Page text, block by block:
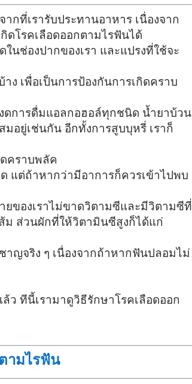
กที่เรารับประทานอาหาร เนื่องจาก
ดโรคเลือดออกตามไรฟันได้
นช่องปากของเรา และแปรงที่ใช้จะ
เพื่อเป็นการป้องกันการเกิดคราบ
ดการดื่มแอลกอฮอล์ทุกชนิด น้ำยาบ้วน
อยู่เช่นกัน อีกทั้งการสูบบุหรี่ เราก็
คราบพลัค
แต่ถ้าหากว่ามีอาการก็ควรเข้าไปพบ
ยของเราไม่ขาดวิตามซีและมีวิตามซีที่
ม ส่วนผักที่ให้วิตามินซีสูงก็ได้แก่
ญจริง ๆ เนื่องจากถ้าหากฟันปลอมไม่
ว ทีนี้เรามาดูวิธีรักษาโรคเลือดออก
ามไรฟัน